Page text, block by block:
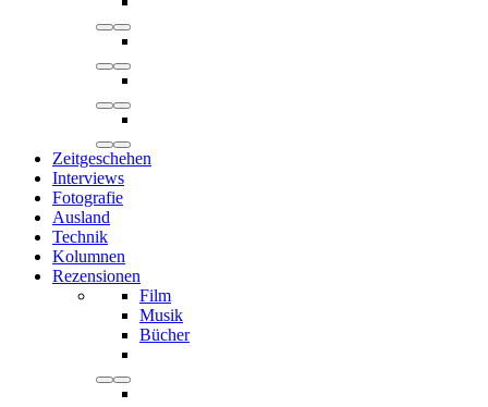
Zeitgeschehen
Interviews
Fotografie
Ausland
Technik
Kolumnen
Rezensionen
Film
Musik
Bücher